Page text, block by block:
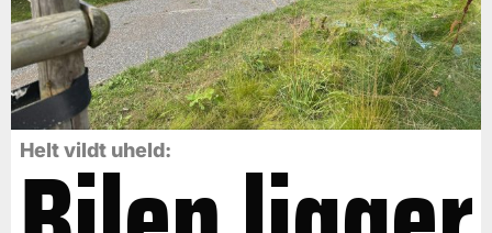
Helt vildt uheld: